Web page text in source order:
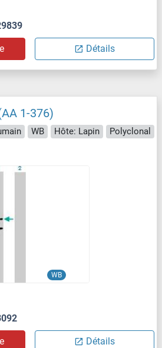
Détails
1-376)
WB Hôte: Lapin
Polyclonal
WB
Détails